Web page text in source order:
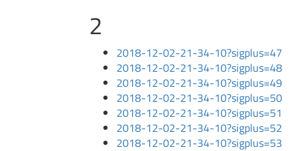
2
2018-12-02-21-34-10?sigplus=47
2018-12-02-21-34-10?sigplus=48
2018-12-02-21-34-10?sigplus=49
2018-12-02-21-34-10?sigplus=50
2018-12-02-21-34-10?sigplus=51
2018-12-02-21-34-10?sigplus=52
2018-12-02-21-34-10?sigplus=53